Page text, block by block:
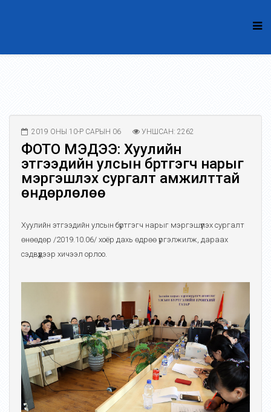
2019 ОНЫ 10-Р САРЫН 06 УНШСАН: 2262
ФОТО МЭДЭЭ: Хуулийн
этгээдийн улсын бүртгэгч нарыг
мэргэшүүлэх сургалт амжилттай
өндөрлөлөө
Хуулийн этгээдийн улсын бүртгэгч нарыг мэргэшүүлэх сургалт
өнөөдөр /2019.10.06/ хоёр дахь өдрөө үргэлжилж, дараах
сэдвүүдээр хичээл орлоо.